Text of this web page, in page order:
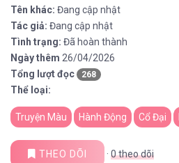
Tên khác: Đang cập nhật
Tác giả: Đang cập nhật
Tình trạng: Đã hoàn thành
Ngày thêm 26/04/2026
Tổng lượt đọc
268
Thể loại:
Truyện Màu Hành Động Cổ Đại
THEO DÕI · 0theo dõi